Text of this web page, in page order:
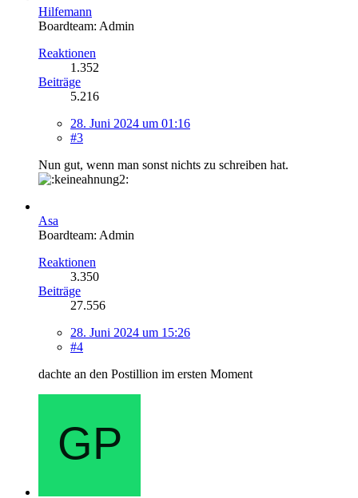
Hilfemann
Boardteam: Admin
Reaktionen
1.352
Beiträge
5.216
28. Juni 2024 um 01:16
#3
Nun gut, wenn man sonst nichts zu schreiben hat.
Asa
Boardteam: Admin
Reaktionen
3.350
Beiträge
27.556
28. Juni 2024 um 15:26
#4
dachte an den Postillion im ersten Moment